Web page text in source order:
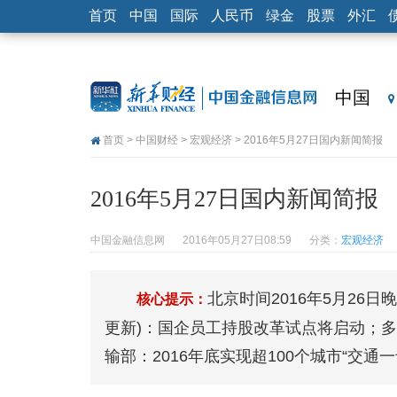
首页 中国 国际 人民币 绿金 股票 外汇
中国
首页 > 中国财经 > 宏观经济 > 2016年5月27日国内新闻简报
2016年5月27日国内新闻简报
中国金融信息网 2016年05月27日08:59 分类： 宏观经济
核心提示： 北京时间2016年5月26日
更新)：国企员工持股改革试点将启动；
输部：2016年底实现超100个城市“交通